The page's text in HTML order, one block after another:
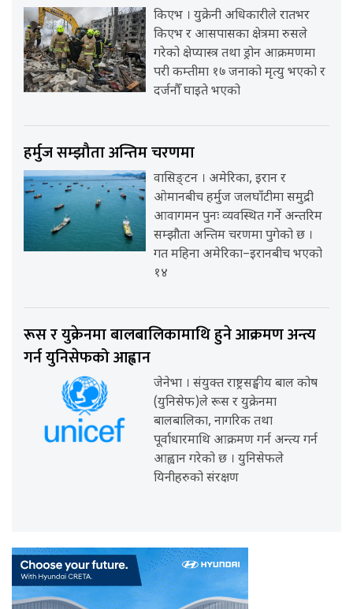
किएभ । युक्रेनी अधिकारीले रातभर
किएभ र आसपासका क्षेत्रमा रुसले
गरेको क्षेप्यास्त्र तथा ड्रोन आक्रमणमा
परी कम्तीमा १७ जनाको मृत्यु भएको र
दर्जनौँ घाइते भएको
हर्मुज सम्झौता अन्तिम चरणमा
वासिङ्टन । अमेरिका, इरान र
ओमानबीच हर्मुज जलघाँटीमा समुद्री
आवागमन पुनः व्यवस्थित गर्ने अन्तरिम
सम्झौता अन्तिम चरणमा पुगेको छ ।
गत महिना अमेरिका–इरानबीच भएको
१४
रूस र युक्रेनमा बालबालिकामाथि हुने आक्रमण अन्त्य
गर्न युनिसेफको आह्वान
जेनेभा । संयुक्त राष्ट्रसङ्घीय बाल कोष
(युनिसेफ)ले रूस र युक्रेनमा
बालबालिका, नागरिक तथा
पूर्वाधारमाथि आक्रमण गर्न अन्त्य गर्न
आह्वान गरेको छ । युनिसेफले
यिनीहरुको संरक्षण